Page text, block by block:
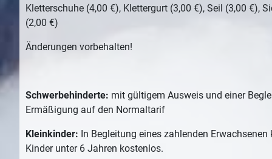
Kletterschuhe (4,00 €), Klettergurt (3,00 €), Seil (3,00 €),
(2,00 €)
Änderungen vorbehalten!
Schwerbehinderte: mit gültigem Ausweis und einer
Ermäßigung auf den Normaltarif
Kleinkinder: In Begleitung eines zahlenden Erwachsenen
Kinder unter 6 Jahren kostenlos.